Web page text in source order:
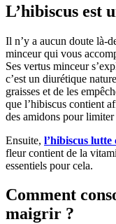
L’hibiscus est
Il n’y a aucun doute là-
minceur qui vous
Ses vertus minceur
c’est un diurétique
graisses et de les
que l’hibiscus contient
des amidons pour limiter
Ensuite, l’hibiscus lutte
fleur contient de la
essentiels pour cela.
Comment
maigrir ?